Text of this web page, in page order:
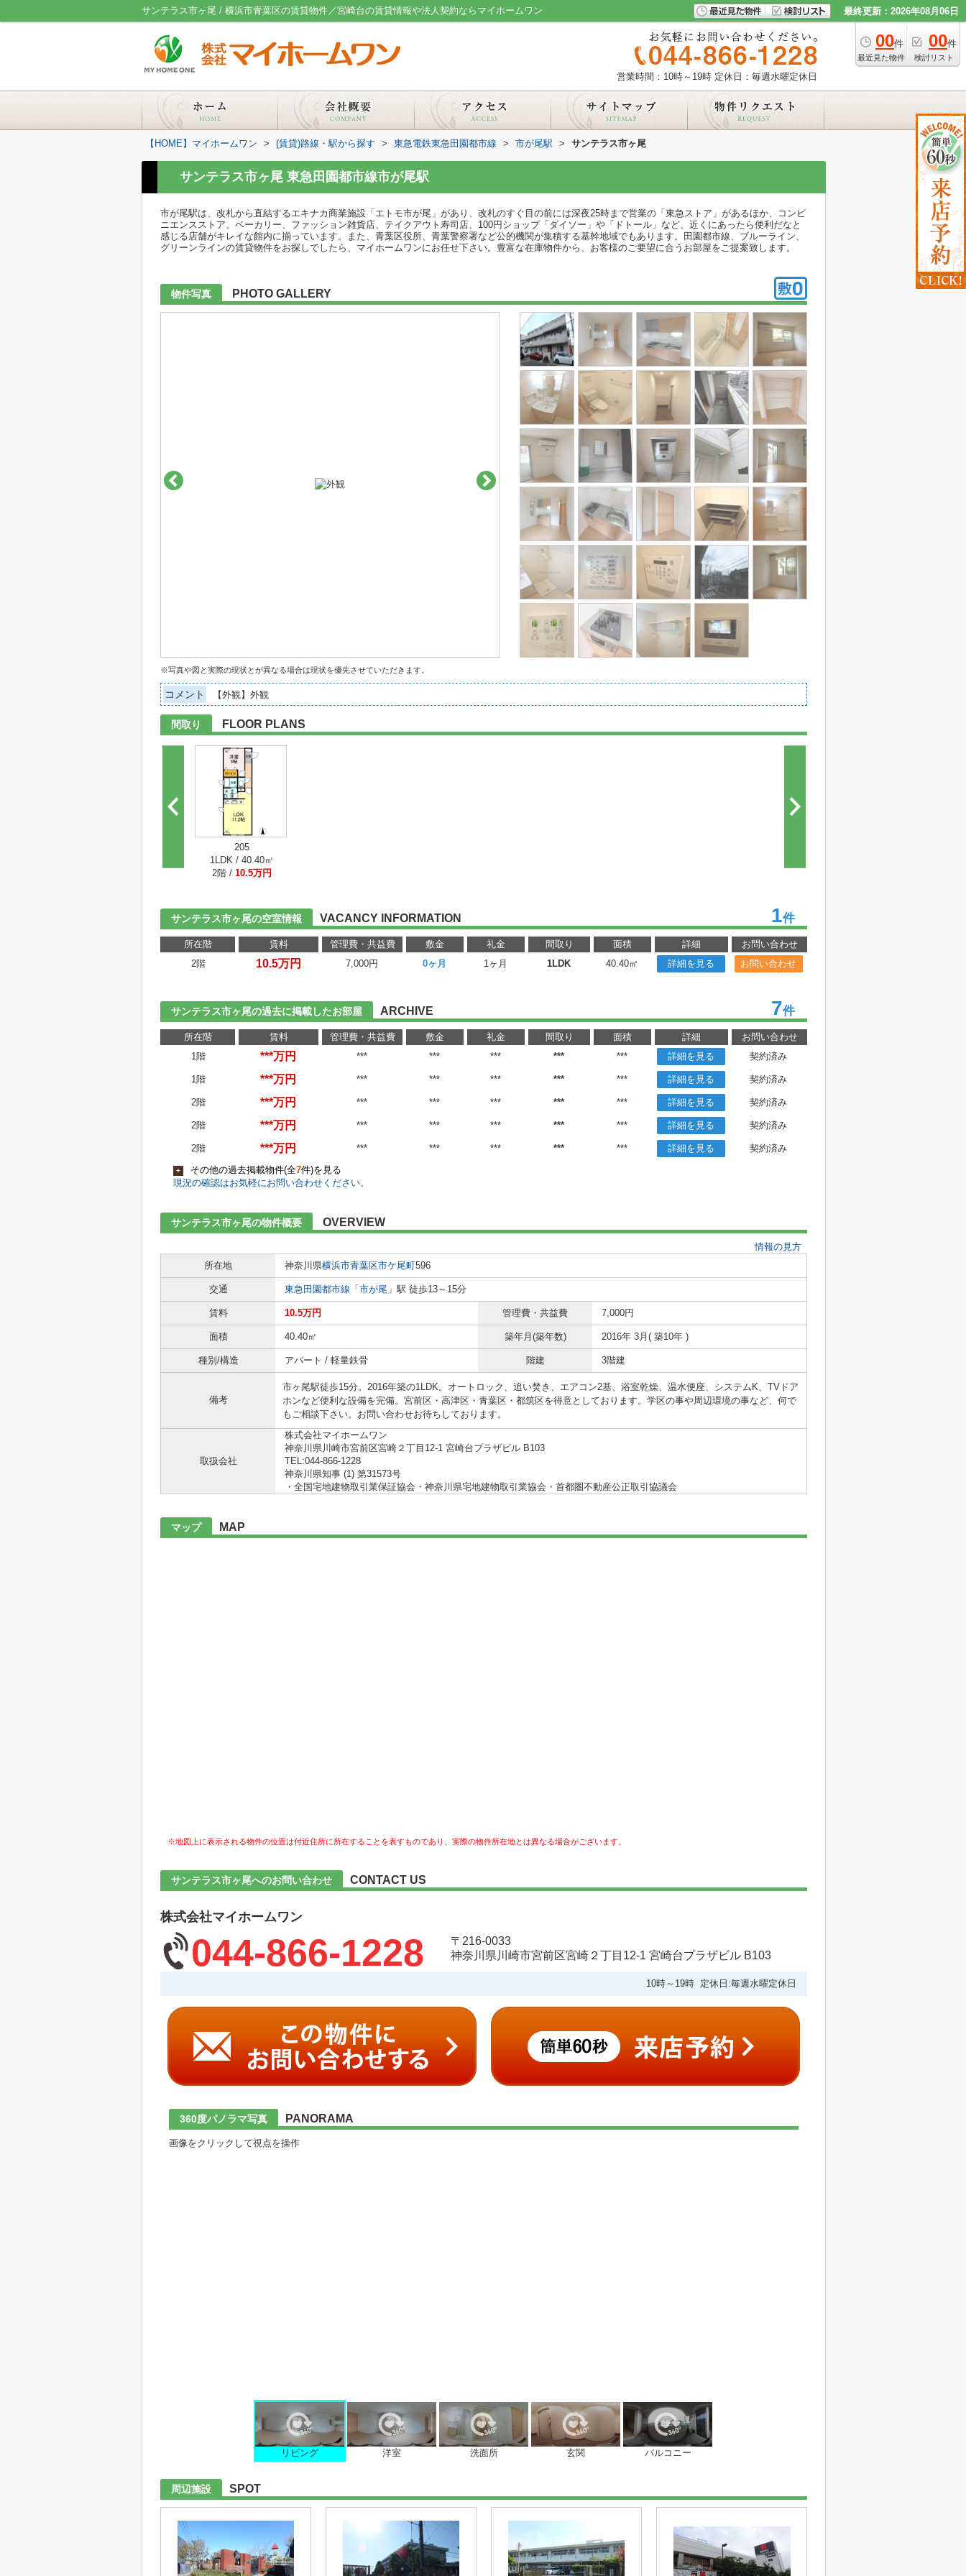
サンテラス市ヶ尾 / 横浜市青葉区の賃貸物件／宮崎台の賃貸情報や法人契約ならマイホームワン 最終更新：2026年08月06日
00件
最近見た物件
00件
検討リスト
営業時間：10時～19時 定休日：毎週水曜定休日
【HOME】マイホームワン > (賃貸)路線・駅から探す > 東急電鉄東急田園都市線 > 市が尾駅 > サンテラス市ヶ尾
サンテラス市ヶ尾 東急田園都市線市が尾駅
市が尾駅は、改札から直結するエキナカ商業施設「エトモ市が尾」があり、改札のすぐ目の前には深夜25時まで営業の「東急ストア」があるほか、コンビ
ニエンスストア、ベーカリー、ファッション雑貨店、テイクアウト寿司店、100円ショップ「ダイソー」や「ドトール」など、近くにあったら便利だなと
感じる店舗がキレイな館内に揃っています。また、青葉区役所、青葉警察署など公的機関が集積する基幹地域でもあります。田園都市線、ブルーライン、
グリーンラインの賃貸物件をお探しでしたら、マイホームワンにお任せ下さい。豊富な在庫物件から、お客様のご要望に合うお部屋をご提案致します。
物件写真 PHOTO GALLERY
※写真や図と実際の現状とが異なる場合は現状を優先させていただきます。
コメント 【外観】外観
間取り FLOOR PLANS
205
1LDK / 40.40㎡
2階 / 10.5万円
サンテラス市ヶ尾の空室情報 VACANCY INFORMATION 1件
所在階 賃料 管理費・共益費 敷金 礼金 間取り 面積 詳細
お問い合わせ
2階
10.5万円 7,000円 0ヶ月 1ヶ月 1LDK 40.40㎡ 詳細を見る お問い合わせ
サンテラス市ヶ尾の過去に掲載したお部屋 ARCHIVE 7件
所在階 賃料 管理費・共益費 敷金 礼金 間取り 面積 詳細
お問い合わせ
1階
***万円 *** *** *** *** *** 詳細を見る 契約済み
1階 ***万円 *** *** *** *** *** 詳細を見る 契約済み
2階 ***万円 *** *** *** *** *** 詳細を見る 契約済み
2階 ***万円 *** *** *** *** *** 詳細を見る 契約済み
2階 ***万円 *** *** *** *** *** 詳細を見る 契約済み
+ その他の過去掲載物件(全7件)を見る
現況の確認はお気軽にお問い合わせください。
サンテラス市ヶ尾の物件概要 OVERVIEW
情報の見方
所在地
神奈川県横浜市青葉区市ケ尾町596
交通 東急田園都市線 「 市が尾 」駅 徒歩13～15分
賃料 10.5万円 管理費・共益費 7,000円
面積 40.40㎡ 築年月(築年数) 2016年 3月( 築10年 )
種別/構造 アパート / 軽量鉄骨 階建 3階建
備考
市ヶ尾駅徒歩15分。2016年築の1LDK。オートロック、追い焚き、エアコン2基、浴室乾燥、温水便座、システムK、TVドア
ホンなど便利な設備を完備。宮前区・高津区・青葉区・都筑区を得意としております。学区の事や周辺環境の事など、何で
もご相談下さい。お問い合わせお待ちしております。
取扱会社
株式会社マイホームワン
神奈川県川崎市宮前区宮崎２丁目12-1 宮崎台プラザビル B103
TEL:044-866-1228
神奈川県知事 (1) 第31573号
・全国宅地建物取引業保証協会・神奈川県宅地建物取引業協会・首都圏不動産公正取引協議会
マップ MAP
※地図上に表示される物件の位置は付近住所に所在することを表すものであり、実際の物件所在地とは異なる場合がございます。
サンテラス市ヶ尾へのお問い合わせ CONTACT US
株式会社マイホームワン
044-866-1228
〒216-0033
神奈川県川崎市宮前区宮崎２丁目12-1 宮崎台プラザビル B103
10時～19時 定休日:毎週水曜定休日
360度パノラマ写真 PANORAMA
画像をクリックして視点を操作
リビング 洋室 洗面所 玄関 バルコニー
周辺施設 SPOT